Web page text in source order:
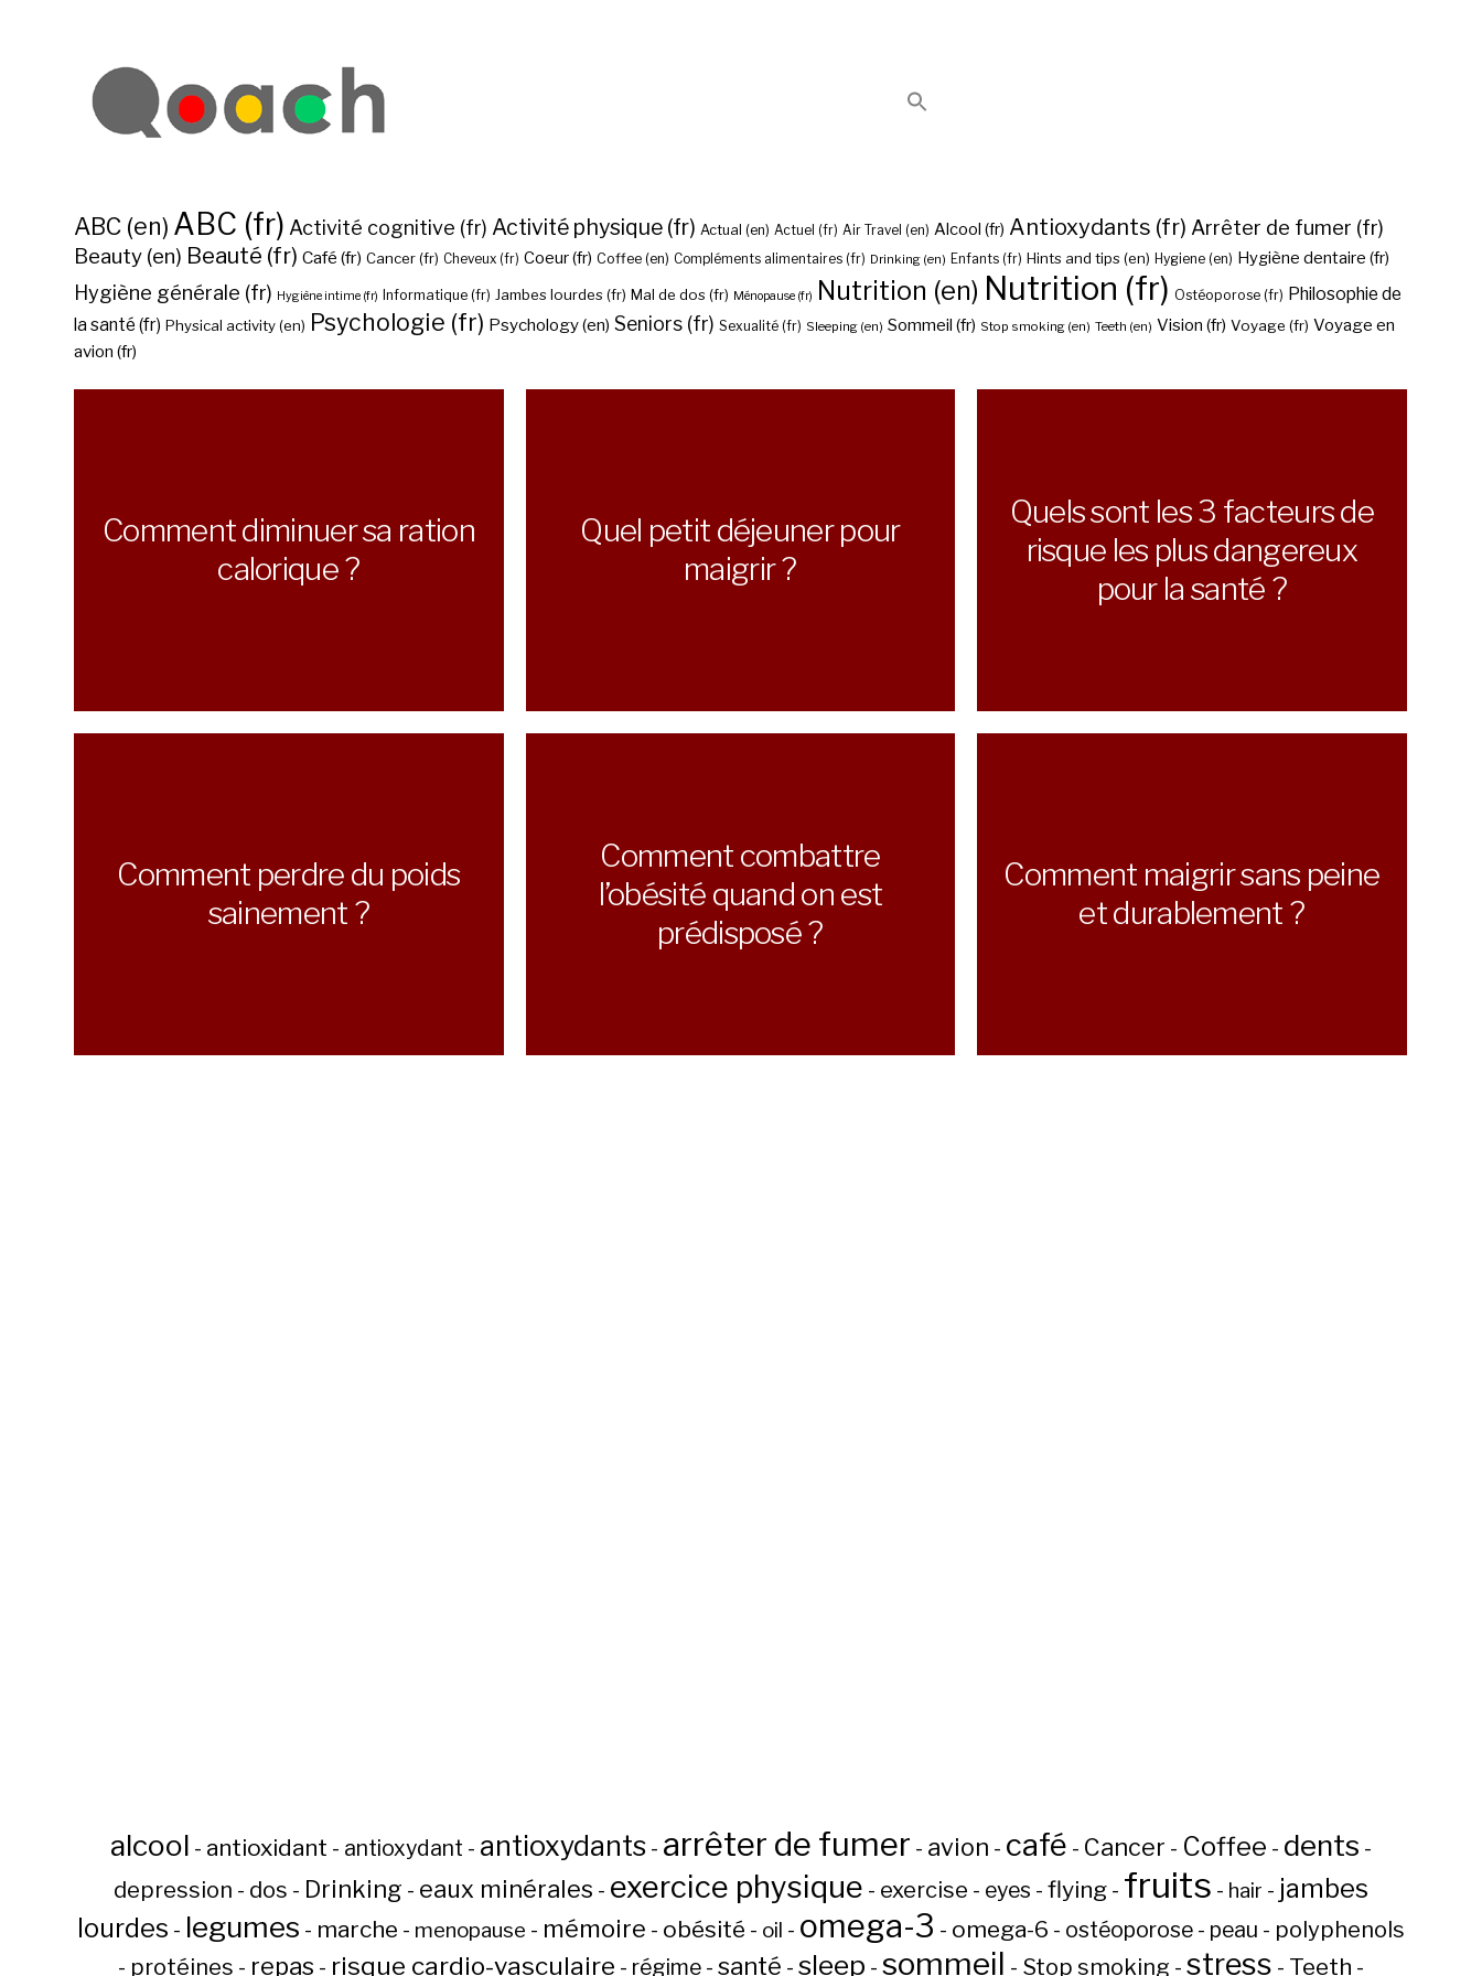
ABC (en) ABC (fr) Activité cognitive (fr) Activité physique (fr) Actual (en) Actuel (fr) Air Travel (en) Alcool (fr) Antioxydants (fr) Arrêter de fumer (fr)
Beauty (en) Beauté (fr) Café (fr) Cancer (fr) Cheveux (fr) Coeur (fr) Coffee (en) Compléments alimentaires (fr) Drinking (en) Enfants (fr) Hints and tips (en) Hygiene (en) Hygiène dentaire (fr)
Hygiène générale (fr) Hygiène intime (fr) Informatique (fr) Jambes lourdes (fr) Mal de dos (fr) Ménopause (fr) Nutrition (en) Nutrition (fr) Ostéoporose (fr) Philosophie de
la santé (fr) Physical activity (en) Psychologie (fr) Psychology (en) Seniors (fr) Sexualité (fr) Sleeping (en) Sommeil (fr) Stop smoking (en) Teeth (en) Vision (fr) Voyage (fr) Voyage en
avion (fr)
Comment diminuer sa ration
calorique ?
Quel petit déjeuner pour
maigrir ?
Quels sont les 3 facteurs de
risque les plus dangereux
pour la santé ?
Comment perdre du poids
sainement ?
Comment combattre
l’obésité quand on est
prédisposé ?
Comment maigrir sans peine
et durablement ?
alcool - antioxidant - antioxydant - antioxydants - arrêter de fumer - avion - café - Cancer - Coffee - dents -
depression - dos - Drinking - eaux minérales - exercice physique - exercise - eyes - flying - fruits - hair - jambes
lourdes - legumes - marche - menopause - mémoire - obésité - oil - omega-3 - omega-6 - ostéoporose - peau - polyphenols
- protéines - repas - risque cardio-vasculaire - régime - santé - sleep - sommeil - Stop smoking - stress - Teeth -